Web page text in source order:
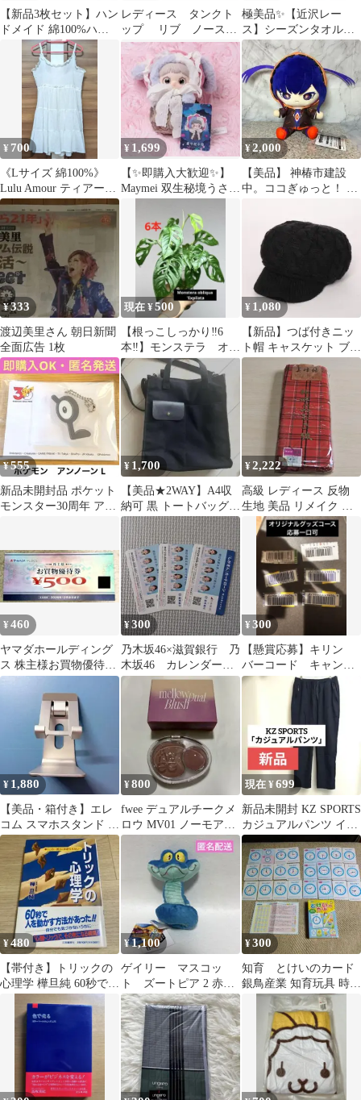
ックポスト ネコポ
ス ゆうパケット メル
カリ
⁠【新品3枚セット】ハン
ドメイド 綿100%ハン
カチ 英国調チェック紳
士ビジネス
レディース タンクト
ップ リブ ノースリ
ーブ 無地 夏 ベー
ジュ CLN
極美品✨️【近沢レー
ス】シーズンタオルハ
ンカチ ゴルフ グリーン
×ブルー
¥ 700
《Lサイズ 綿100%》
Lulu Amour ティアード
綿ワンピース 白
¥ 1,699
【✨即購入大歓迎✨】
Maymei 双生秘境うさぎ
¥2,000
【美品】 神椿市建設
中。ココぎゅっと！ ぬ
ンドワン 限定
¥333
渡辺美里さん 朝日新聞
全面広告 1枚
現在 ¥500
【根っこしっかり‼️6
本‼️】モンステラ オブ
リクア エクスピラー
タ マドカズラ
¥ 1,080
【新品】つば付きニッ
ト帽 キャスケット ブラ
ック 黒 ニットキャップ
¥555
新品未開封品 ポケット
モンスター30周年 アン
¥ 1,700
【美品★2WAY】A4収
納可 黒 トートバッグ
ショルダーバッグ 斜め
掛け 通勤
¥2,222
高級 レディース 反物
生地 美品 リメイク ハ
ンドメイド
¥460
ヤマダホールディング
ス 株主様お買物優待券
500円分
¥300
乃木坂46×滋賀銀行 乃
木坂46 カレンダー 3
枚セット
¥300
【懸賞応募】キリン
バーコード キャンペ
ーン応募一口可
¥ 1,880
【美品・箱付き】エレ
コム スマホスタンド ア
ルミ フリーアングル シ
ルバー
¥800
fwee デュアルチークメ
ロウ MV01 ノーモアキ
ュピット
現在 ¥699
新品未開封 KZ SPORTS
カジュアルパンツ イー
ジーパンツ ネイビー
¥480
【帯付き】トリックの
心理学 樺旦純 60秒で人
¥1,100
ゲイリー マスコッ
ト ズートピア 2 赤い
ほっぺ ぬいぐるみ
匿名
¥300
知育 とけいのカード
銀鳥産業 知育玩具 時計
の読み方 24枚